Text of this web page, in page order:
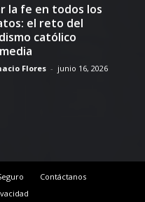
la fe en todos los
el reto del
católico
Flores - junio 16, 2026
Contáctanos